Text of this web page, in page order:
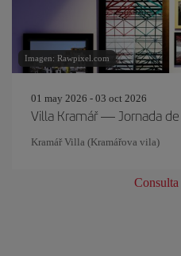
Imagen: Rawpixel.com
01 may 2026 - 03 oct 2026
Villa Kramář — Jornada
Kramář Villa (Kramářova vila)
Consulta